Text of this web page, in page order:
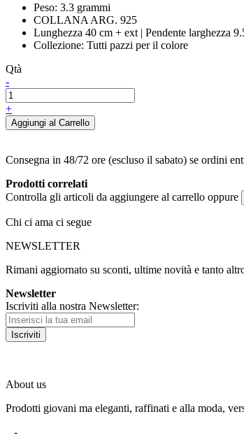
Peso: 3.3 grammi
COLLANA ARG. 925
Lunghezza 40 cm + ext | Pendente larghezza
Collezione: Tutti pazzi per il colore
Qtà
-
+
Aggiungi al Carrello
Consegna in 48/72 ore (escluso il sabato) se ordini
Prodotti correlati
Controlla gli articoli da aggiungere al carrello oppure
Chi ci ama ci segue
NEWSLETTER
Rimani aggiornato su sconti, ultime novità e tanto
Newsletter
Iscriviti alla nostra Newsletter:
Iscriviti
About us
Prodotti giovani ma eleganti, raffinati e alla moda,
-